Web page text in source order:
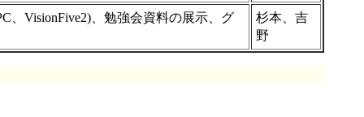
、VisionFive2)、勉強会資料の展示、グ
杉本、吉
野